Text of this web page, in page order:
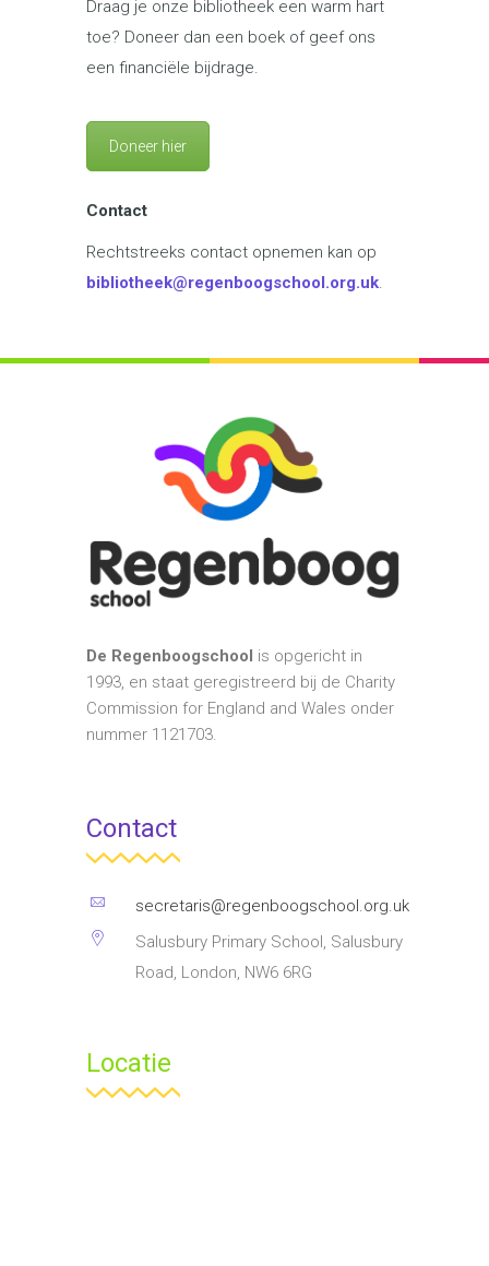
Draag je onze bibliotheek een warm hart
toe? Doneer dan een boek of geef ons
een financiële bijdrage.
Doneer hier
Contact
Rechtstreeks contact opnemen kan op
bibliotheek@regenboogschool.org.uk.
De Regenboogschool is opgericht in
1993, en staat geregistreerd bij de Charity
Commission for England and Wales onder
nummer 1121703.
Contact
secretaris@regenboogschool.org.uk
Salusbury Primary School, Salusbury
Road, London, NW6 6RG
Locatie